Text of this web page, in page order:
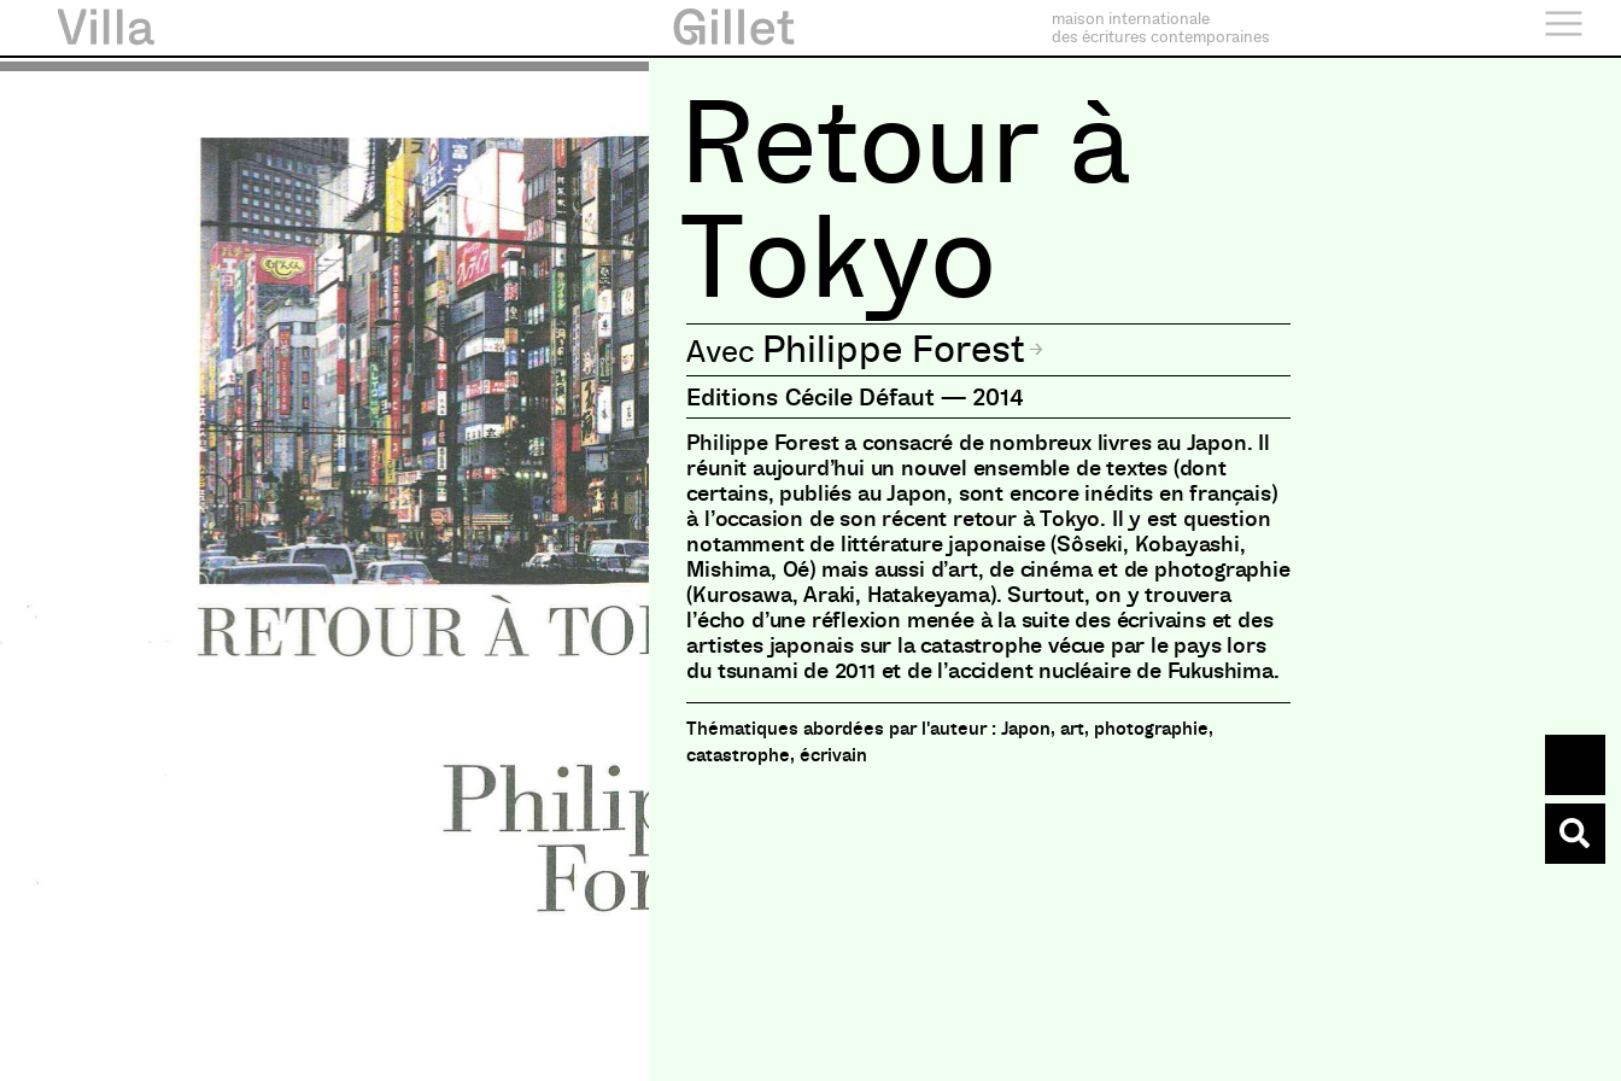
maison internationale
des écritures contemporaines
Retour à
Tokyo
Philippe Forest
Editions Cécile Défaut — 2014
Philippe Forest a consacré de nombreux livres au Japon. Il
réunit aujourd’hui un nouvel ensemble de textes (dont
certains, publiés au Japon, sont encore inédits en français)
à l’occasion de son récent retour à Tokyo. Il y est question
notamment de littérature japonaise (Sôseki, Kobayashi,
Mishima, Oé) mais aussi d’art, de cinéma et de photographie
(Kurosawa, Araki, Hatakeyama). Surtout, on y trouvera
l’écho d’une réflexion menée à la suite des écrivains et des
artistes japonais sur la catastrophe vécue par le pays lors
du tsunami de 2011 et de l’accident nucléaire de Fukushima.
Japon, art, photographie,
catastrophe, écrivain